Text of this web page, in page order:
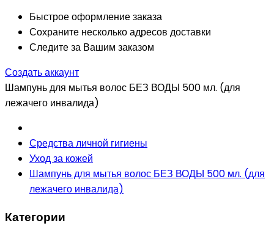
Быстрое оформление заказа
Сохраните несколько адресов доставки
Следите за Вашим заказом
Создать аккаунт
Шампунь для мытья волос БЕЗ ВОДЫ 500 мл. (для
лежачего инвалида)
Средства личной гигиены
Уход за кожей
Шампунь для мытья волос БЕЗ ВОДЫ 500 мл. (для
лежачего инвалида)
Категории